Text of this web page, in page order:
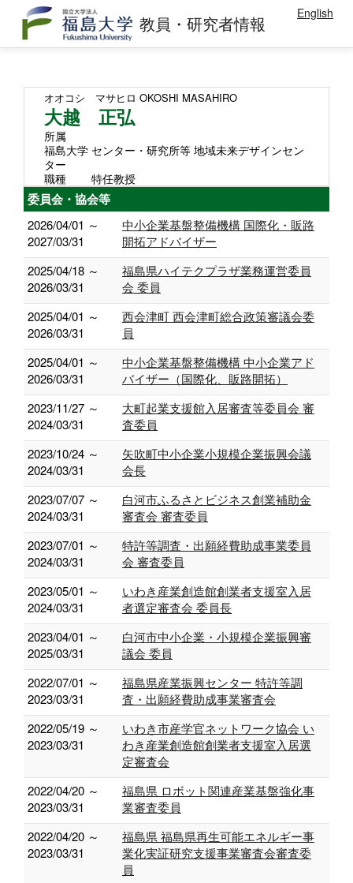
教員・研究者情報 English
オオコシ マサヒロ OKOSHI MASAHIRO
大越 正弘
所属
福島大学 センター・研究所等 地域未来デザインセン
ター
職種
特任教授
委員会・協会等
2026/04/01 ～
2027/03/31
中小企業基盤整備機構 国際化・販路
開拓アドバイザー
2025/04/18 ～
2026/03/31
福島県ハイテクプラザ業務運営委員
会 委員
2025/04/01 ～
2026/03/31
西会津町 西会津町総合政策審議会委
員
2025/04/01 ～
2026/03/31
中小企業基盤整備機構 中小企業アド
バイザー（国際化、販路開拓）
2023/11/27 ～
2024/03/31
大町起業支援館入居審査等委員会 審
査委員
2023/10/24 ～
2024/03/31
矢吹町中小企業小規模企業振興会議
会長
2023/07/07 ～
2024/03/31
白河市ふるさとビジネス創業補助金
審査会 審査委員
2023/07/01 ～
2024/03/31
特許等調査・出願経費助成事業委員
会 審査委員
2023/05/01 ～
2024/03/31
いわき産業創造館創業者支援室入居
者選定審査会 委員長
2023/04/01 ～
2025/03/31
白河市中小企業・小規模企業振興審
議会 委員
2022/07/01 ～
2023/03/31
福島県産業振興センター 特許等調
査・出願経費助成事業審査会
2022/05/19 ～
2023/03/31
いわき市産学官ネットワーク協会 い
わき産業創造館創業者支援室入居選
定審査会
2022/04/20 ～
2023/03/31
福島県 ロボット関連産業基盤強化事
業審査委員
2022/04/20 ～
2023/03/31
福島県 福島県再生可能エネルギー事
業化実証研究支援事業審査会審査委
員